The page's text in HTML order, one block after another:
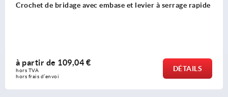
à serrage rapide
DÉTAILS
Douille de guidage pour crochet
36,38 €